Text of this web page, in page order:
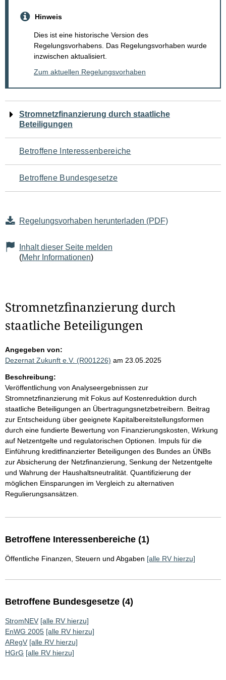
Hinweis
Dies ist eine historische Version des
Regelungsvorhabens. Das Regelungsvorhaben wurde
inzwischen aktualisiert.
Zum aktuellen Regelungsvorhaben
Navigation
für
den
Seiteninhalt
Stromnetzfinanzierung durch staatliche
Beteiligungen
Betroffene Interessenbereiche
Betroffene Bundesgesetze
Regelungsvorhaben herunterladen (PDF)
Inhalt dieser Seite melden
(Mehr Informationen)
Stromnetzfinanzierung durch
staatliche Beteiligungen
Angegeben von:
Dezernat Zukunft e.V. (R001226) am 23.05.2025
Beschreibung:
Veröffentlichung von Analyseergebnissen zur
Stromnetzfinanzierung mit Fokus auf Kostenreduktion durch
staatliche Beteiligungen an Übertragungsnetzbetreibern. Beitrag
zur Entscheidung über geeignete Kapitalbereitstellungsformen
durch eine fundierte Bewertung von Finanzierungskosten, Wirkung
auf Netzentgelte und regulatorischen Optionen. Impuls für die
Einführung kreditfinanzierter Beteiligungen des Bundes an ÜNBs
zur Absicherung der Netzfinanzierung, Senkung der Netzentgelte
und Wahrung der Haushaltsneutralität. Quantifizierung der
möglichen Einsparungen im Vergleich zu alternativen
Regulierungsansätzen.
Betroffene Interessenbereiche (1)
Öffentliche Finanzen, Steuern und Abgaben [alle RV hierzu]
Betroffene Bundesgesetze (4)
StromNEV [alle RV hierzu]
EnWG 2005 [alle RV hierzu]
ARegV [alle RV hierzu]
HGrG [alle RV hierzu]